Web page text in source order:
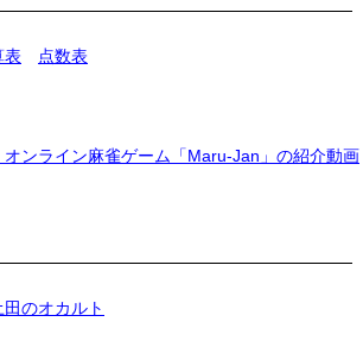
表 点数表
ンライン麻雀ゲーム「Maru-Jan」の紹介動画
田のオカルト